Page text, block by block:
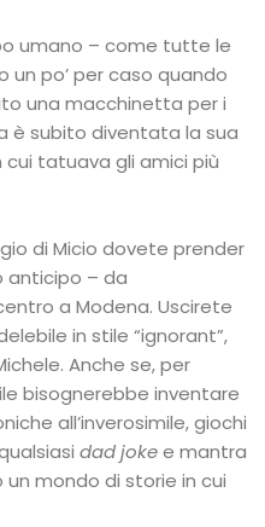
umano – come tutte le
po’ per caso quando
una macchinetta per i
è subito diventata la sua
cui tatuava gli amici più
di Micio dovete prender
anticipo – da
a Modena. Uscirete
in stile “ignorant”,
Anche se, per
bisognerebbe inventare
all’inverosimile, giochi
dad jokee mantra
mondo di storie in cui